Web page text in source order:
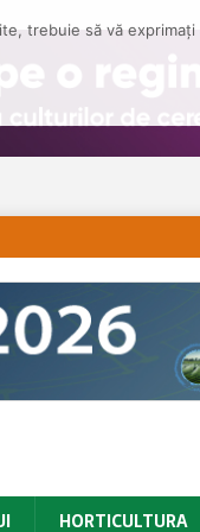
HORTICULTURA
trebuie să vă